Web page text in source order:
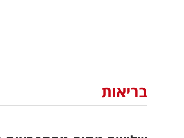
בריאות